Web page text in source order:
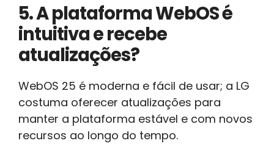
5. A plataforma WebOS é
intuitiva e recebe
atualizações?
WebOS 25 é moderna e fácil de usar; a LG
costuma oferecer atualizações para
manter a plataforma estável e com novos
recursos ao longo do tempo.